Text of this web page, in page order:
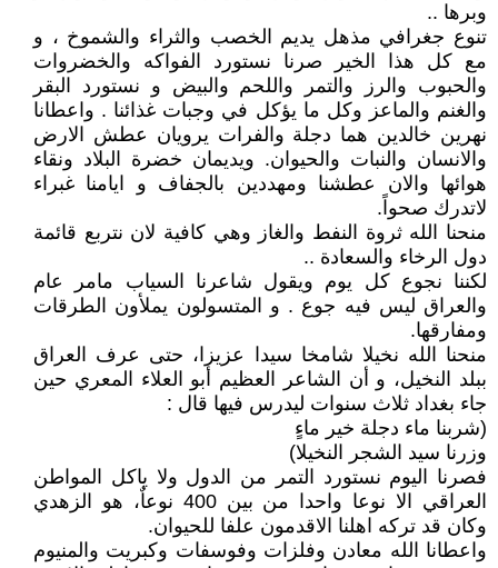
وبرها ..
تنوع جغرافي مذهل يديم الخصب والثراء والشموخ ، و
مع كل هذا الخير صرنا نستورد الفواكه والخضروات
والحبوب والرز والتمر واللحم والبيض و نستورد البقر
والغنم والماعز وكل ما يؤكل في وجبات غذائنا . واعطانا
نهرين خالدين هما دجلة والفرات يرويان عطش الارض
والانسان والنبات والحيوان. ويديمان خضرة البلاد ونقاء
هوائها والان عطشنا ومهددين بالجفاف و ايامنا غبراء
لاتدرك صحواً.
منحنا الله ثروة النفط والغاز وهي كافية لان نتربع قائمة
دول الرخاء والسعادة ..
لكننا نجوع كل يوم ويقول شاعرنا السياب مامر عام
والعراق ليس فيه جوع . و المتسولون يملأون الطرقات
ومفارقها.
منحنا الله نخيلا شامخا سيدا عزيزا، حتى عرف العراق
ببلد النخيل، و أن الشاعر العظيم أبو العلاء المعري حين
جاء بغداد ثلاث سنوات ليدرس فيها قال :
(شربنا ماء دجلة خير ماءٍ
وزرنا سيد الشجر النخيلا)
فصرنا اليوم نستورد التمر من الدول ولا ياكل المواطن
العراقي الا نوعا واحدا من بين 400 نوعاٌ، هو الزهدي
وكان قد تركه اهلنا الاقدمون علفا للحيوان.
واعطانا الله معادن وفلزات وفوسفات وكبريت والمنيوم